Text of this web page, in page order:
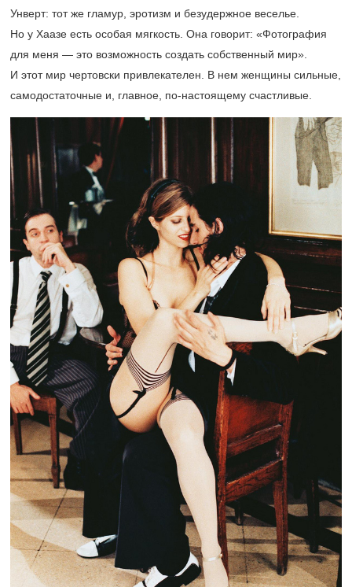
Унверт: тот же гламур, эротизм и безудержное веселье.
Но у Хаазе есть особая мягкость. Она говорит: «Фотография
для меня — это возможность создать собственный мир».
И этот мир чертовски привлекателен. В нем женщины сильные,
самодостаточные и, главное, по-настоящему счастливые.